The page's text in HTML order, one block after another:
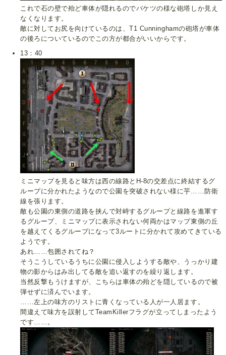
これで石の壁で殆ど車体が隠れるのでバケツの様な砲塔しか見え
なくなります。
敵に対してお尻を向けているのは、T1 Cunninghamの砲塔が車体
の後ろについているのでこの方が都合がいいからです。
13：40
ミニマップを見ると味方は西の線路とH-8の交差点に終結するグ
ループに分かれたようなので公園を突破されない様に芋……防衛
線を張ります。
敵も公園の東側の道路を挟んで対峙するグループと線路を進軍す
るグループ、ミニマップに表示されない何両かはマップ東側の丘
を越えてくるグループになって3ルートに分かれて攻めてきている
ようです。
あれ……包囲されてね？
そうこうしているうちに公園に侵入しようする敵や、うっかり建
物の影からはみ出してる敵を追い返すのを繰り返します。
当然反撃もうけますが、こちらは車体の殆どを隠しているので被
弾せずに済んでいます。
……左上の味方のリストに青くなっている人が一人居ます。
間違えて味方を誤射してTeamKillerフラグが立ってしまったよう
です……。